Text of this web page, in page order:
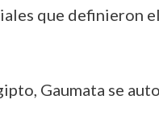
que definieron
Gaumata se